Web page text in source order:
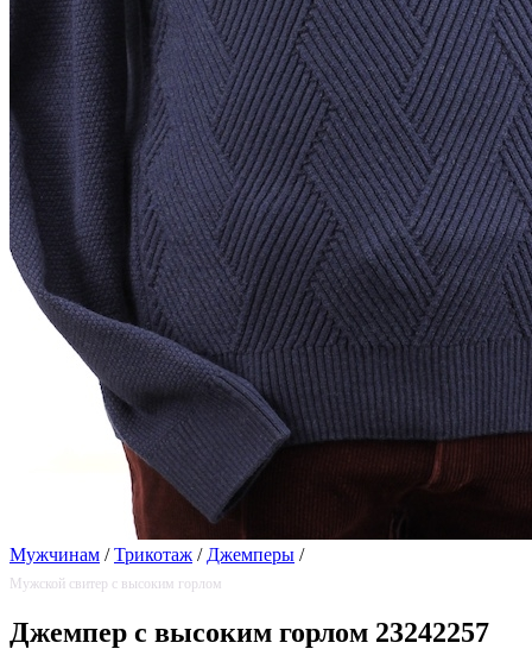
Мужчинам / Трикотаж / Джемперы /
Мужской свитер с высоким горлом
Джемпер с высоким горлом 23242257